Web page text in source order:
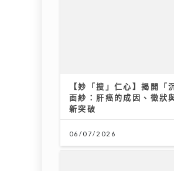
【妙「搜」仁心】揭開「
面紗：肝癌的成因、徵狀
新突破
06/07/2026